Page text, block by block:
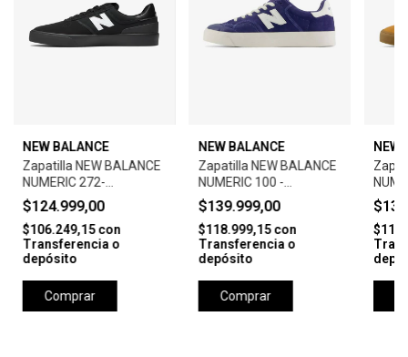
NEW BALANCE
Zapatilla NEW BALANCE
NUMERIC 272-
BLACK/WHITE
$124.999,00
$106.249,15con
Transferencia o
depósito
Comprar
NEW BALANCE
Zapatilla NEW BALANCE
NUMERIC 100 -
BLUE/WHITE
$139.999,00
$118.999,15con
Transferencia o
depósito
Comprar
NEW
FOY -